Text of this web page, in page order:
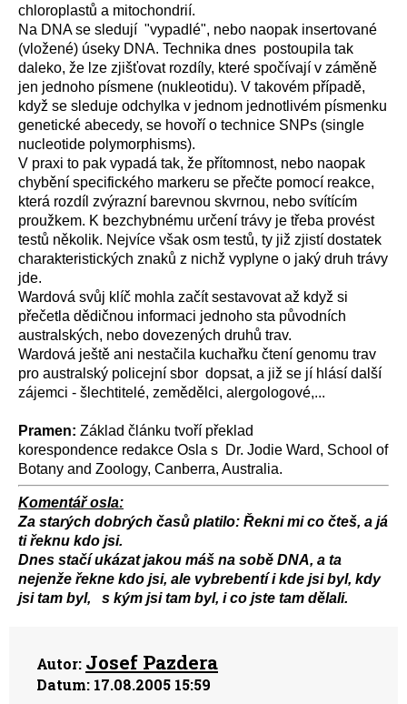
chloroplastů a mitochondrií.
Na DNA se sledují "vypadlé", nebo naopak insertované
(vložené) úseky DNA. Technika dnes postoupila tak
daleko, že lze zjišťovat rozdíly, které spočívají v záměně
jen jednoho písmene (nukleotidu). V takovém případě,
když se sleduje odchylka v jednom jednotlivém písmenku
genetické abecedy, se hovoří o technice SNPs (single
nucleotide polymorphisms).
V praxi to pak vypadá tak, že přítomnost, nebo naopak
chybění specifického markeru se přečte pomocí reakce,
která rozdíl zvýrazní barevnou skvrnou, nebo svítícím
proužkem. K bezchybnému určení trávy je třeba provést
testů několik. Nejvíce však osm testů, ty již zjistí dostatek
charakteristických znaků z nichž vyplyne o jaký druh trávy
jde.
Wardová svůj klíč mohla začít sestavovat až když si
přečetla dědičnou informaci jednoho sta původních
australských, nebo dovezených druhů trav.
Wardová ještě ani nestačila kuchařku čtení genomu trav
pro australský policejní sbor dopsat, a již se jí hlásí další
zájemci - šlechtitelé, zemědělci, alergologové,...
Pramen: Základ článku tvoří překlad
korespondence redakce Osla s Dr. Jodie Ward, School of
Botany and Zoology, Canberra, Australia.
Komentář osla:
Za starých dobrých časů platilo: Řekni mi co čteš, a já
ti řeknu kdo jsi.
Dnes stačí ukázat jakou máš na sobě DNA, a ta
nejenže řekne kdo jsi, ale vybrebentí i kde jsi byl, kdy
jsi tam byl, s kým jsi tam byl, i co jste tam dělali.
Autor: Josef Pazdera
Datum: 17.08.2005 15:59